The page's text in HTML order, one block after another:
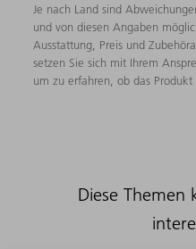
Je nach Land sind
und von diesen Angaben
Ausstattung, Preis und
setzen Sie sich mit Ihrem
um zu erfahren, ob das
Diese Themen